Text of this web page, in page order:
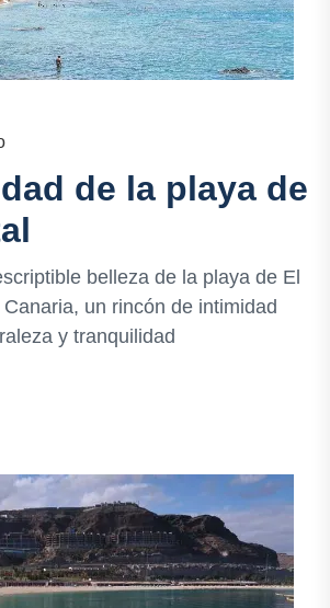
de la playa de
belleza de la playa de El
un rincón de intimidad
y tranquilidad